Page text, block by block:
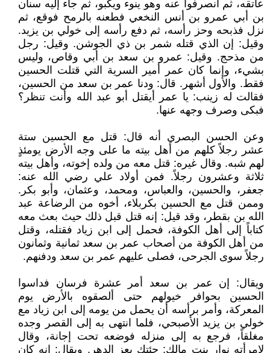
عاتقه، ثم انصرفوا عنه وهو ينوء ويكبو، ثم جاء إليه سنان
بن أبي عمرو بن أنس النخعي فطعنه بالرمح فوقع، ثم
نزل فذبحه وحز رأسه، ثم دفع رأسه إلى خولي بن يزيد‏.‏
وقيل‏:‏ إن الذي قتله شمر بن ذي الجوشن‏.‏ وقيل‏:‏ رجل
من مذحج‏.‏ وقيل‏:‏ عمرو بن سعد بن أبي وقاص، وليس
بشيء، وإنما كان عمر أمير السرية التي قتلت الحسين
فقط‏.‏ والأول أشهر‏.‏ قال‏:‏ ودنا عمر بن سعد من الحسين،
فقالت له زينب‏:‏ يا عمر أيقتل أبو عبد الله وأنت تنظر‏؟‏
فبكى وصرف وجهه عنها‏.‏
وعن الحسن البصري أنه قال‏:‏ قتل مع الحسين ستة
عشر رجلاً كلهم من أهل بيته ما على وجه الأرض يومئذٍ
لهم شبه‏.‏ وقال غيره‏:‏ قتل معه من ولده إخوته، وأهل بيته
ثلاثة وعشرون رجلاً‏.‏ فمن أولاد علي رضي الله عنه‏:‏
جعفر، والحسين، والعباس، ومحمد، وعثمان، وأبو بكر‏.
وممن قتل مع الحسين بكربلاء، أخوه من الرضاعة عبد
الله بن بقطر، وقد قيل‏:‏ إنه قتل قبل ذلك حيث بعث معه
كتاباً إلى أهل الكوفة، فحمل إلى ابن زياد فقتله، وقتل
من أهل الكوفة من أصحاب عمر بن سعد ثمانية وثمانون
رجلاً سوى الجرحى، فصلى عليهم عمر بن سعد ودفنهم‏.‏
ويقال‏:‏ إن عمر بن سعد أمر عشرة فرسان فداسوا
الحسين بحوافر خيولهم حتى ألصقوه بالأرض يوم
المعركة، وأمر برأسه أن يحمل من يومه إلى ابن زياد مع
خولي بن يزيد الأصبحي، فلما انتهى به إلى القصر وجده
مغلقاً، فرجع به إلى منزله فوضعه تحت إجانة، وقال
لامرأته نوار بنت مالك‏:‏ جئتك بعز الدهر‏. ويقال‏:‏ إنه كان